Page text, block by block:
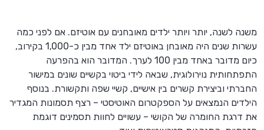
משנה לשנה, יותר ויותר ילדים מאובחנים עם אוטיזם. אם לפני כמה
עשרות שנים היה מאובחן באוטיזם ילד אחד מבין כ-1,000 בקירוב,
כיום מדובר באחד מבין 100 לערך. המדובר הוא בהפרעה
התפתחותית נוירולוגית, שבאה לידי ביטוי בקשיים שונים במישור
החברתי וביצירת קשרים בין אישיים, קשיי שפה ותקשורת. בנוסף
הילדים הנמצאים על הספקטרום האוטיסטי – רצף תסמונות המגדיר
את דרגת החומרה של הקושי – עשויים לחוות תסמינים דוגמת